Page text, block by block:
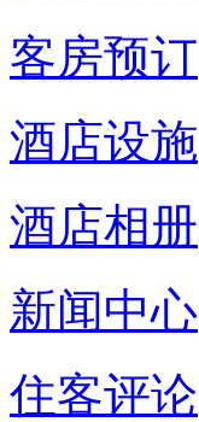
客房预订
酒店设施
酒店相册
新闻中心
住客评论